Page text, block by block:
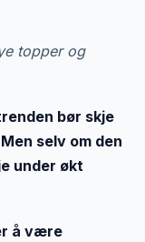
topper og
bør skje
selv om den
under økt
å være